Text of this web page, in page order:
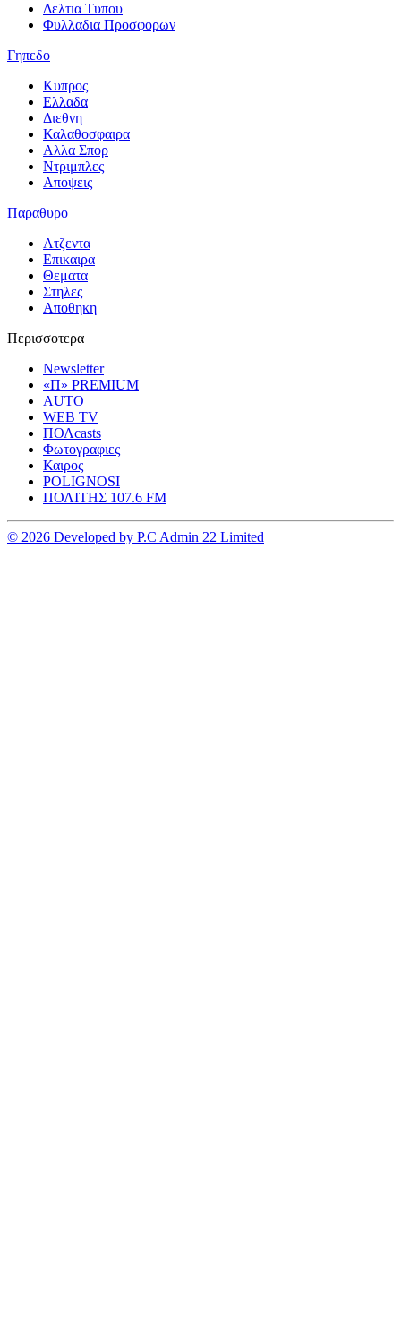
Δελτια Τυπου
Φυλλαδια Προσφορων
Γηπεδο
Κυπρος
Ελλαδα
Διεθνη
Καλαθοσφαιρα
Αλλα Σπορ
Ντριμπλες
Αποψεις
Παραθυρο
Ατζεντα
Επικαιρα
Θεματα
Στηλες
Αποθηκη
Περισσοτερα
Newsletter
«Π» PREMIUM
AUTO
WEB TV
ΠΟΛcasts
Φωτογραφιες
Καιρος
POLIGNOSI
ΠΟΛΙΤΗΣ 107.6 FM
© 2026 Developed by P.C Admin 22 Limited